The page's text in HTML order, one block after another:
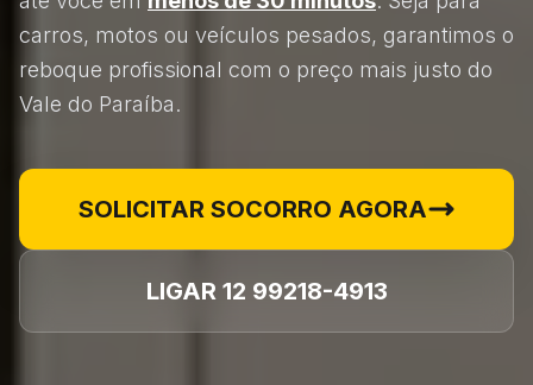
carros, motos ou veículos pesados, garantimos o
reboque profissional com o preço mais justo do
Vale do Paraíba.
SOLICITAR SOCORRO AGORA
LIGAR 12 99218-4913